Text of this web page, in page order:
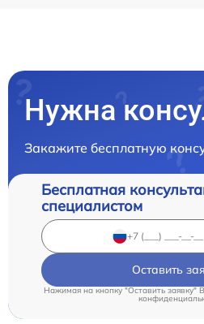
Нужна
Закажите бесплатную
Бесплатная
специалистом
Оставить
Нажимая на кнопку "Оставить заявку"